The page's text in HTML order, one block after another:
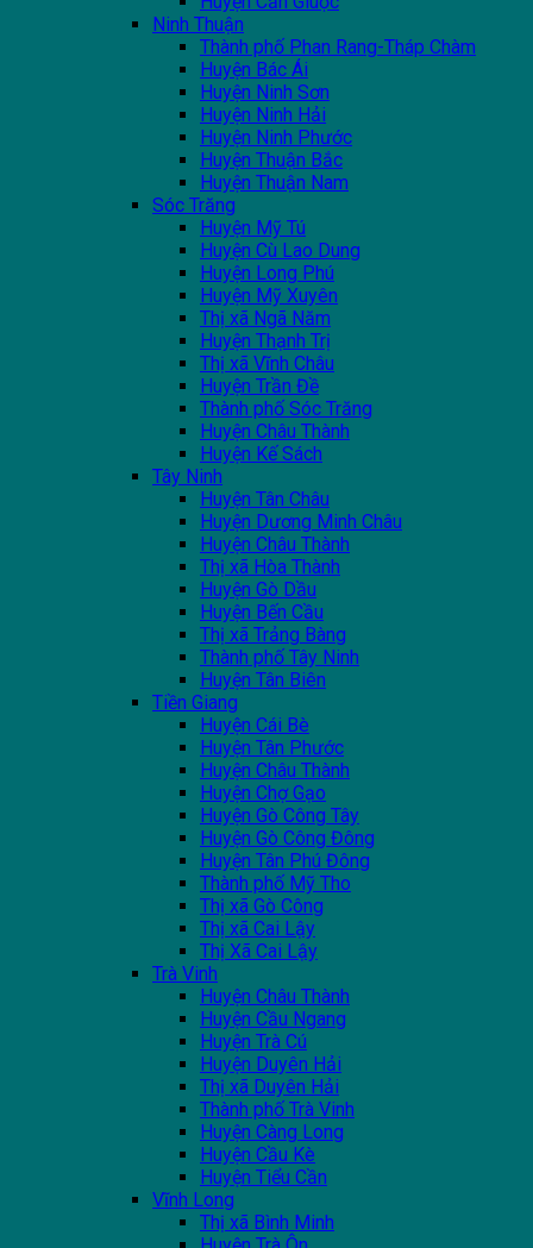
Ninh Thuận
Thành phố Phan Rang-Tháp Chàm
Huyện Bác Ái
Huyện Ninh Sơn
Huyện Ninh Hải
Huyện Ninh Phước
Huyện Thuận Bắc
Huyện Thuận Nam
Sóc Trăng
Huyện Mỹ Tú
Huyện Cù Lao Dung
Huyện Long Phú
Huyện Mỹ Xuyên
Thị xã Ngã Năm
Huyện Thạnh Trị
Thị xã Vĩnh Châu
Huyện Trần Đề
Thành phố Sóc Trăng
Huyện Châu Thành
Huyện Kế Sách
Tây Ninh
Huyện Tân Châu
Huyện Dương Minh Châu
Huyện Châu Thành
Thị xã Hòa Thành
Huyện Gò Dầu
Huyện Bến Cầu
Thị xã Trảng Bàng
Thành phố Tây Ninh
Huyện Tân Biên
Tiền Giang
Huyện Cái Bè
Huyện Tân Phước
Huyện Châu Thành
Huyện Chợ Gạo
Huyện Gò Công Tây
Huyện Gò Công Đông
Huyện Tân Phú Đông
Thành phố Mỹ Tho
Thị xã Gò Công
Thị xã Cai Lậy
Thị Xã Cai Lậy
Trà Vinh
Huyện Châu Thành
Huyện Cầu Ngang
Huyện Trà Cú
Huyện Duyên Hải
Thị xã Duyên Hải
Thành phố Trà Vinh
Huyện Càng Long
Huyện Cầu Kè
Huyện Tiểu Cần
Vĩnh Long
Thị xã Bình Minh